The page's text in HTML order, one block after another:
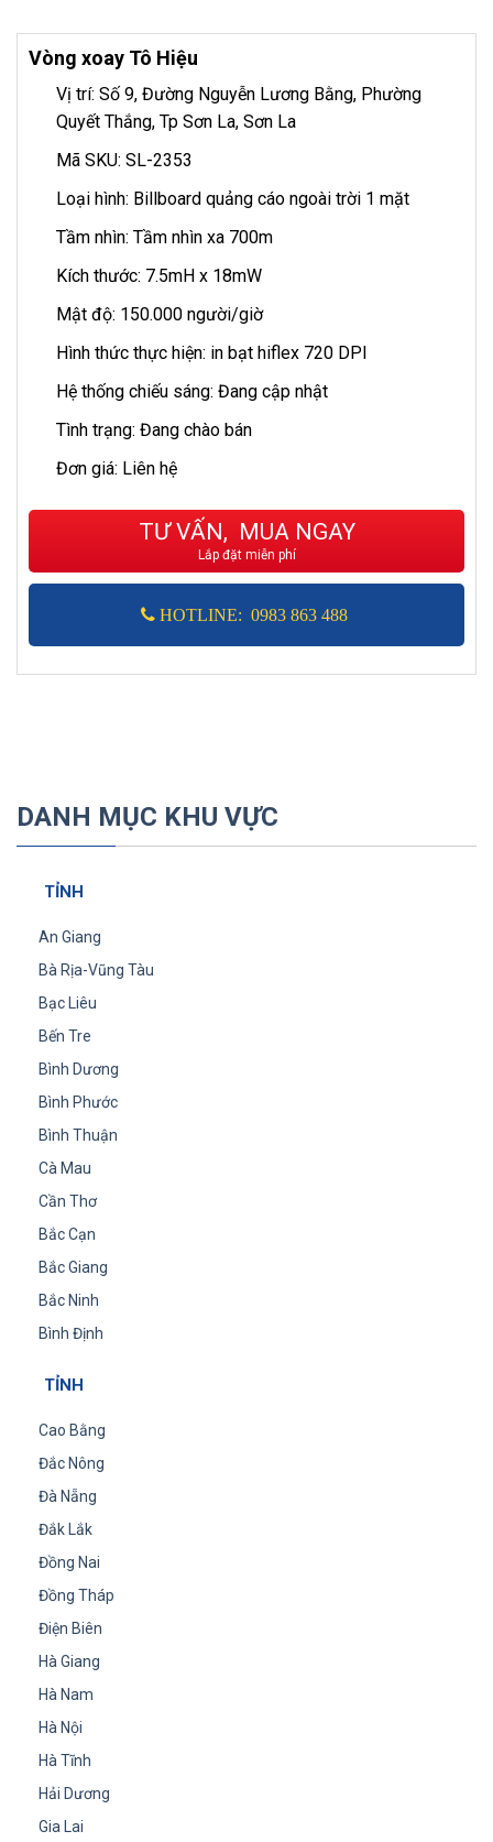
Vòng xoay Tô Hiệu
Vị trí: Số 9, Đường Nguyễn Lương Bằng, Phường
Quyết Thắng, Tp Sơn La, Sơn La
Mã SKU: SL-2353
Loại hình: Billboard quảng cáo ngoài trời 1 mặt
Tầm nhìn: Tầm nhìn xa 700m
Kích thước: 7.5mH x 18mW
Mật độ: 150.000 người/giờ
Hình thức thực hiện: in bạt hiflex 720 DPI
Hệ thống chiếu sáng: Đang cập nhật
Tình trạng: Đang chào bán
Đơn giá: Liên hệ
TƯ VẤN, MUA NGAY
Lắp đặt miễn phí
HOTLINE: 0983 863 488
DANH MỤC KHU VỰC
TỈNH
An Giang
Bà Rịa-Vũng Tàu
Bạc Liêu
Bến Tre
Bình Dương
Bình Phước
Bình Thuận
Cà Mau
Cần Thơ
Bắc Cạn
Bắc Giang
Bắc Ninh
Bình Định
TỈNH
Cao Bằng
Đắc Nông
Đà Nẵng
Đắk Lắk
Đồng Nai
Đồng Tháp
Điện Biên
Hà Giang
Hà Nam
Hà Nội
Hà Tĩnh
Hải Dương
Gia Lai